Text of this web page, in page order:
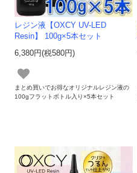
レジン液【OXCY UV-LED
Resin】 100g×5本セット
6,380円(税580円)
まとめ買いでお得なオリジナルレジン液の
100gフラットボトル入り×5本セット